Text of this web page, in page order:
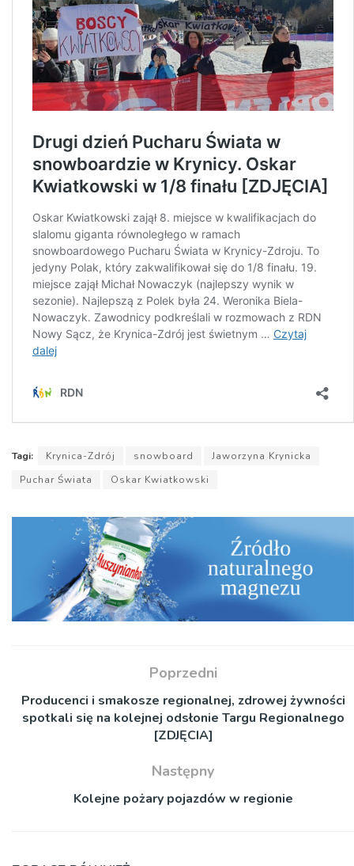
Tagi: Krynica-Zdrój snowboard
Jaworzyna Krynicka
Puchar Świata
Oskar Kwiatkowski
Poprzedni
Producenci i smakosze regionalnej, zdrowej żywności
spotkali się na kolejnej odsłonie Targu Regionalnego
[ZDJĘCIA]
Następny
Kolejne pożary pojazdów w regionie